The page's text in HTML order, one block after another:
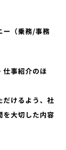
ー（乗務/事務
仕事紹介のほ
だけるよう、社
を大切した内容